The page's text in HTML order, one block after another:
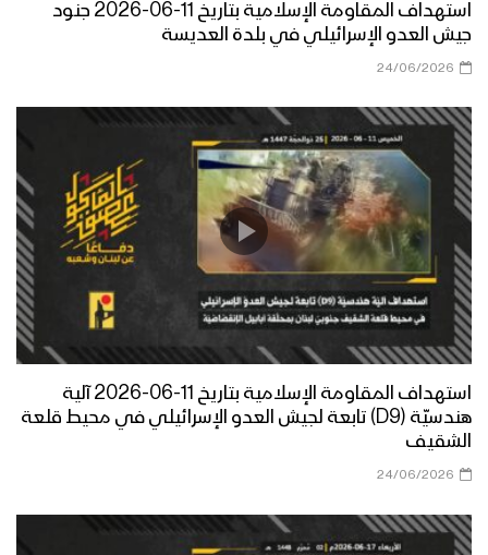
استهداف المقاومة الإسلامية بتاريخ 11-06-2026 جنود
جيش العدو الإسرائيلي في بلدة العديسة
24/06/2026
استهداف المقاومة الإسلامية بتاريخ 11-06-2026 آلية
هندسيّة (D9) تابعة لجيش العدو الإسرائيلي في محيط قلعة
الشقيف
24/06/2026